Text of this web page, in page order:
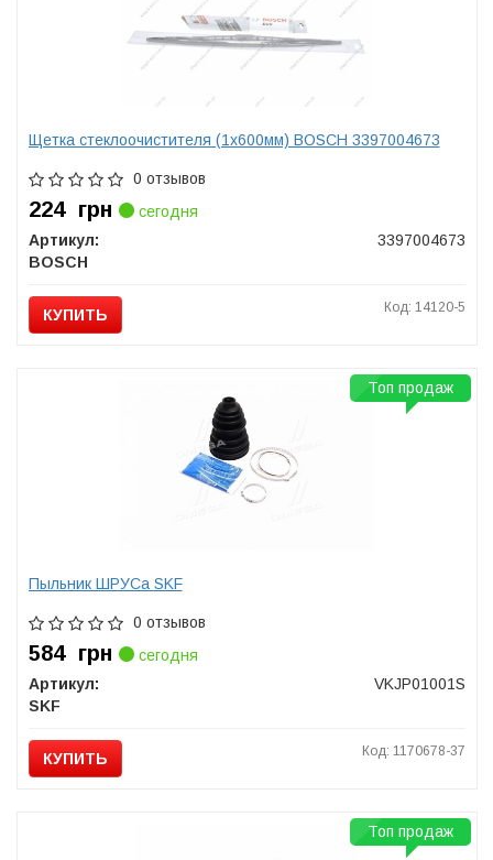
Щетка стеклоочистителя (1х600мм) BOSCH 3397004673
0 отзывов
224 грн
сегодня
Артикул:
3397004673
BOSCH
КУПИТЬ Код: 14120-5
Пыльник ШРУСа SKF
0 отзывов
584 грн
сегодня
Артикул:
VKJP01001S
SKF
КУПИТЬ Код: 1170678-37
Топ продаж
Топ продаж